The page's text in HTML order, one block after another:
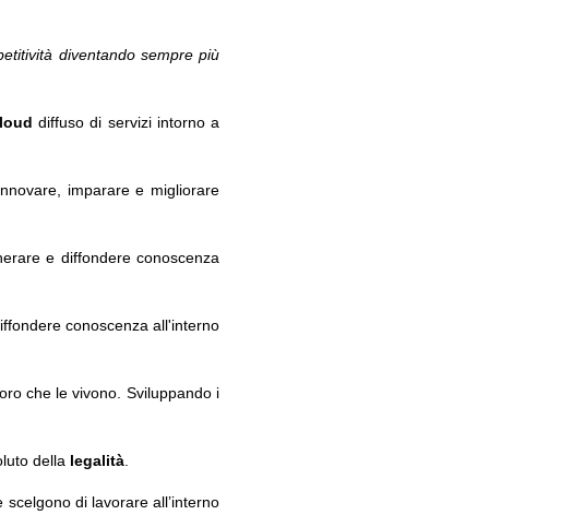
diventando sempre più
diffuso di servizi intorno a
imparare e migliorare
e diffondere conoscenza
conoscenza all'interno
che le vivono. Sviluppando i
della legalità
scelgono di lavorare all’interno